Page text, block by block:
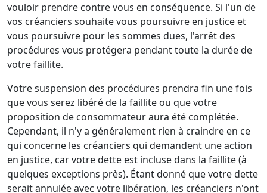
vouloir prendre contre vous en conséquence. Si l'un de
vos créanciers souhaite vous poursuivre en justice et
vous poursuivre pour les sommes dues, l'arrêt des
procédures vous protégera pendant toute la durée de
votre faillite.
Votre suspension des procédures prendra fin une fois
que vous serez libéré de la faillite ou que votre
proposition de consommateur aura été complétée.
Cependant, il n'y a généralement rien à craindre en ce
qui concerne les créanciers qui demandent une action
en justice, car votre dette est incluse dans la faillite (à
quelques exceptions près). Étant donné que votre dette
serait annulée avec votre libération, les créanciers n'ont